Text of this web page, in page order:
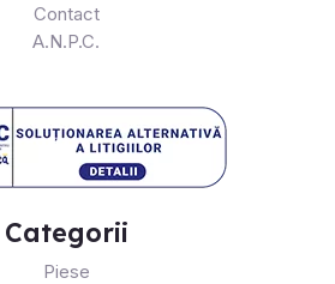
Contact
A.N.P.C.
Categorii
Piese